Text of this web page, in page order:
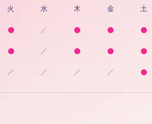
火 水 木 金 土
／
／
／ ／ ／ ／